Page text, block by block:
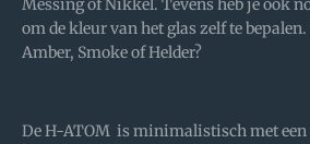
Messing of Nikkel. Tevens heb je ook
om de kleur van het glas zelf te
Amber, Smoke of Helder?
De H-ATOM is minimalistisch met